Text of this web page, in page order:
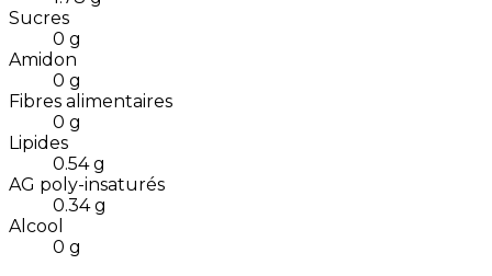
Sucres
0 g
Amidon
0 g
Fibres alimentaires
0 g
Lipides
0.54 g
AG poly-insaturés
0.34 g
Alcool
0 g